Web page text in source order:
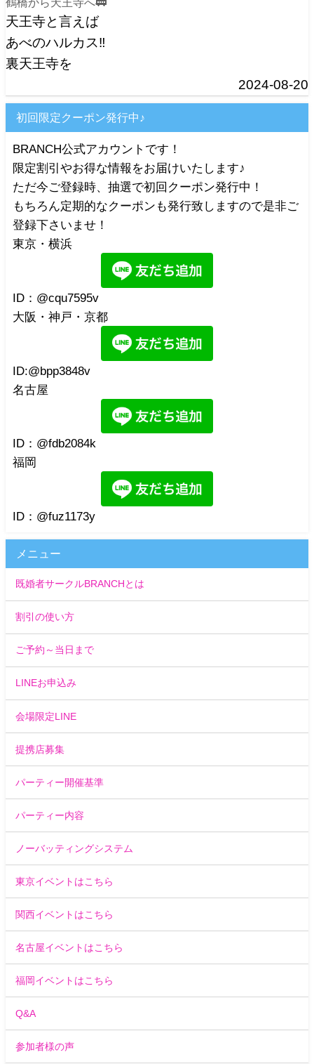
鶴橋から天王寺へ🚃
天王寺と言えば
あべのハルカス‼️
裏天王寺を
2024-08-20
初回限定クーポン発行中♪
BRANCH公式アカウントです！
限定割引やお得な情報をお届けいたします♪
ただ今ご登録時、抽選で初回クーポン発行中！
もちろん定期的なクーポンも発行致しますので是非ご
登録下さいませ！
東京・横浜
ID：@cqu7595v
大阪・神戸・京都
ID:@bpp3848v
名古屋
ID：@fdb2084k
福岡
ID：@fuz1173y
メニュー
既婚者サークルBRANCHとは
割引の使い方
ご予約～当日まで
LINEお申込み
会場限定LINE
提携店募集
パーティー開催基準
パーティー内容
ノーバッティングシステム
東京イベントはこちら
関西イベントはこちら
名古屋イベントはこちら
福岡イベントはこちら
Q&A
参加者様の声